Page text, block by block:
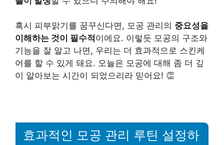
혹시 피부맑기를 꿈꾸신다면, 모공 관리의 중요성을
이해하는 것이 필수적 이에요. 이렇듯 모공의 구조와
기능을 잘 알고 나면, 우리는 더 효과적으로 스킨케
어를 할 수 있게 돼요. 오늘은 모공에 대해 좀 더 깊
이 알아보는 시간이 되었으리라 믿어요! 👏
효과적인 모공 관리 루틴 설정하